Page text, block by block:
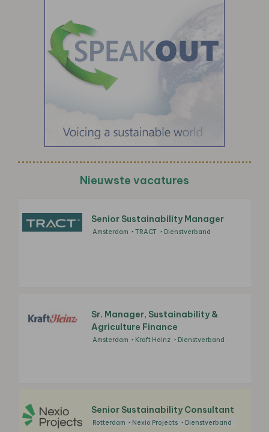
Nieuwste vacatures
Senior Sustainability Manager
Amsterdam TRACT Dienstverband
Sr. Manager, Sustainability &
Agriculture Finance
Amsterdam Kraft Heinz Dienstverband
Senior Sustainability Consultant
Rotterdam Nexio Projects Dienstverband